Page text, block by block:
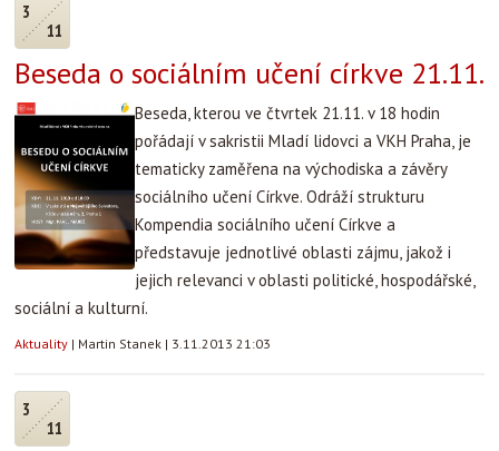
3
11
Beseda o sociálním učení církve 21.11.
Beseda, kterou ve čtvrtek 21.11. v 18 hodin
pořádají v sakristii Mladí lidovci a VKH Praha, je
tematicky zaměřena na východiska a závěry
sociálního učení Církve. Odráží strukturu
Kompendia sociálního učení Církve a
představuje jednotlivé oblasti zájmu, jakož i
jejich relevanci v oblasti politické, hospodářské,
sociální a kulturní.
Aktuality | Martin Stanek | 3.11.2013 21:03
3
11